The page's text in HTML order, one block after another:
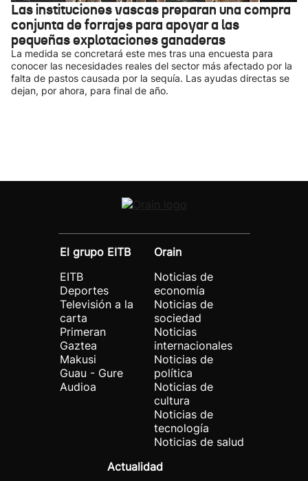
Las instituciones vascas preparan una compra
conjunta de forrajes para apoyar a las
pequeñas explotaciones ganaderas
La medida se concretará este mes tras una encuesta para
conocer las necesidades reales del sector más afectado por la
falta de pastos causada por la sequía. Las ayudas directas se
dejan, por ahora, para final de año.
El grupo EITB
EITB
Deportes
Televisión a la
carta
Primeran
Gaztea
Makusi
Guau - Gure
Audioa
Orain
Noticias de
economía
Noticias de
sociedad
Noticias
internacionales
Noticias de
política
Noticias de
cultura
Noticias de
tecnología
Noticias de salud
Actualidad